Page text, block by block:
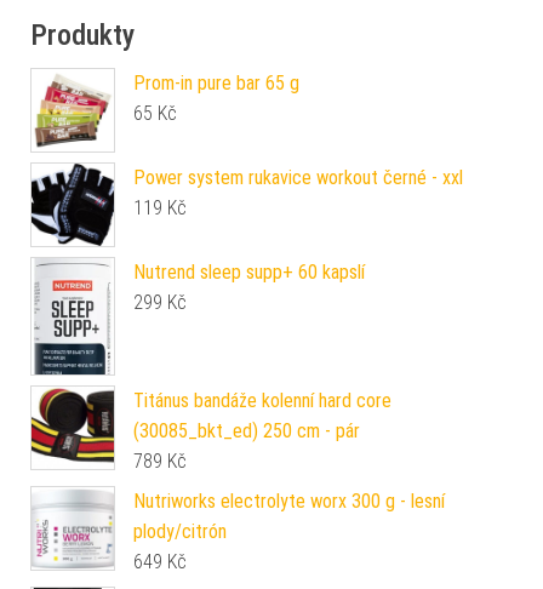
Produkty
Prom-in pure bar 65 g
65 Kč
Power system rukavice workout černé - xxl
119 Kč
Nutrend sleep supp+ 60 kapslí
299 Kč
Titánus bandáže kolenní hard core
(30085_bkt_ed) 250 cm - pár
789 Kč
Nutriworks electrolyte worx 300 g - lesní
plody/citrón
649 Kč